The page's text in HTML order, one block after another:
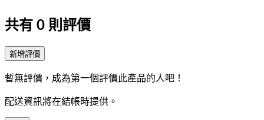
共有 0 則評價
新增評價
暫無評價，成為第一個評價此產品的人吧！
配送資訊將在結帳時提供。